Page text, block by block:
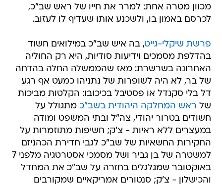
מכוון מטרה אחת: למרר את חייו של ראש שב"כ,
לכרסם באמון בו, ולשכנע אותו שעדיף לו לעזוב.
פרשת שיקלי-גייט, בה איש שב"כ במילואים חשוד
בהדלפת מסמכים וידיעות סודיות, היא רק החוליה
האחרונה בשרשרת: מאז שהממשלה החלה בהדחה
של בר, לא היה לשופרות של נתניהו כמעט אף רגע
דל בלי סקנדל או פסטיבל בכיכובו: הקלטות מביכות
של ראש המחלקה היהודית בשב"כ מתגולל על
חשודים בטרור יהודי, צה"ל ובתי המשפט ומודה
במעצרים ללא ראיות - צ'ק; חשיפות מתוזמרות על
החקירות החשאיות של שב"כ לגבי חדירת הכהניזם
למשטרה של בן גביר ושל מסמכי אסטרטגיה מלפני 7
באוקטובר שמגלגלים בחזרה על שב"כ את המחדל
והכישלון - צ'ק; סנטורים אמריקאיים שמקורבים